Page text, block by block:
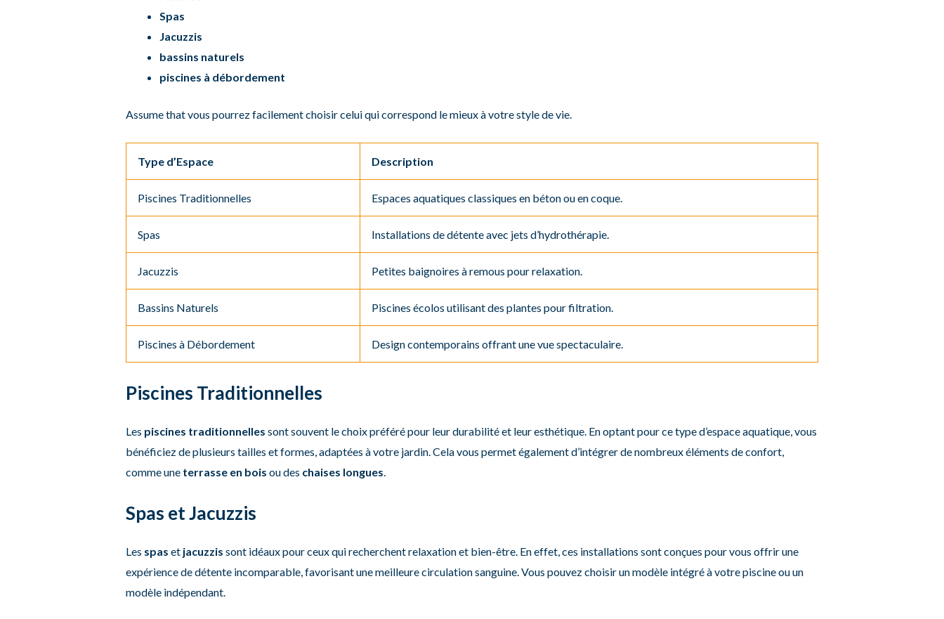
Spas
Jacuzzis
bassins naturels
piscines à débordement
Assume that vous pourrez facilement choisir celui qui correspond le mieux à votre style de vie.
Type d’Espace Description
Piscines Traditionnelles Espaces aquatiques classiques en béton ou en coque.
Spas Installations de détente avec jets d’hydrothérapie.
Jacuzzis Petites baignoires à remous pour relaxation.
Bassins Naturels Piscines écolos utilisant des plantes pour filtration.
Piscines à Débordement Design contemporains offrant une vue spectaculaire.
Piscines Traditionnelles
Les piscines traditionnelles sont souvent le choix préféré pour leur durabilité et leur esthétique. En optant pour ce type d’espace aquatique, vous
bénéficiez de plusieurs tailles et formes, adaptées à votre jardin. Cela vous permet également d’intégrer de nombreux éléments de confort,
comme une terrasse en bois ou des chaises longues
Spas et Jacuzzis
Les spas et jacuzzis sont idéaux pour ceux qui recherchent relaxation et bien-être. En effet, ces installations sont conçues pour vous offrir une
expérience de détente incomparable, favorisant une meilleure circulation sanguine. Vous pouvez choisir un modèle intégré à votre piscine ou un
modèle indépendant.